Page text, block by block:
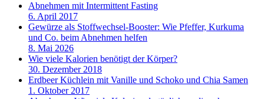
Abnehmen mit Intermittent Fasting
6. April 2017
Gewürze als Stoffwechsel-Booster: Wie Pfeffer, Kurkuma
und Co. beim Abnehmen helfen
8. Mai 2026
Wie viele Kalorien benötigt der Körper?
30. Dezember 2018
Erdbeer Küchlein mit Vanille und Schoko und Chia Samen
1. Oktober 2017